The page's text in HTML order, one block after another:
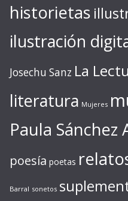
historietas
ilustración
Josechu Sanz La
literatura Mujeres
Paula Sánchez
poesía poetas
Barral sonetos